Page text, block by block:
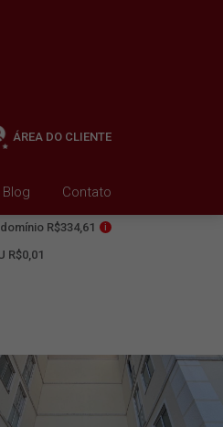
Blog Contato
ÁREA DO CLIENTE
R$334,61 i
R$0,01